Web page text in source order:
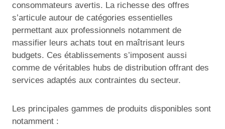
consommateurs avertis. La richesse des offres
s’articule autour de catégories essentielles
permettant aux professionnels notamment de
massifier leurs achats tout en maîtrisant leurs
budgets. Ces établissements s’imposent aussi
comme de véritables hubs de distribution offrant des
services adaptés aux contraintes du secteur.
Les principales gammes de produits disponibles sont
notamment :